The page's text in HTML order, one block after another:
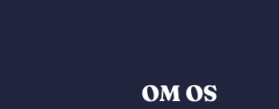
OM OS